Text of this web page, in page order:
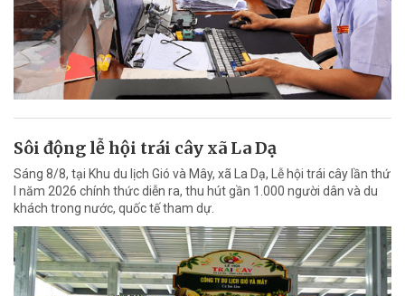
Sôi động lễ hội trái cây xã La Dạ
Sáng 8/8, tại Khu du lịch Gió và Mây, xã La Dạ, Lễ hội trái cây lần thứ
I năm 2026 chính thức diễn ra, thu hút gần 1.000 người dân và du
khách trong nước, quốc tế tham dự.